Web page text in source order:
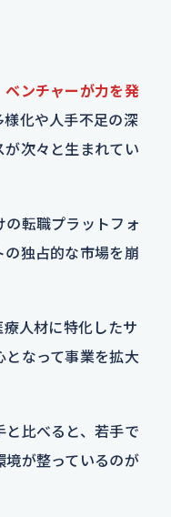
ベンチャーが力を発
様化や人手不足の深
次々と生まれてい
の転職プラットフォ
独占的な市場を崩
人材に特化したサ
となって事業を拡大
比べると、若手で
境が整っているのが